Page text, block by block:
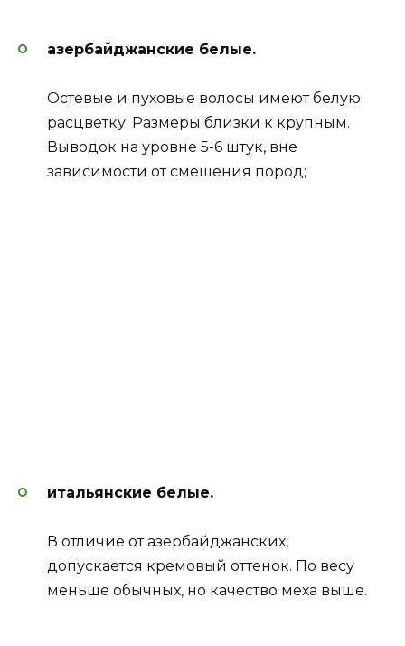
азербайджанские белые.
Остевые и пуховые волосы имеют белую
расцветку. Размеры близки к крупным.
Выводок на уровне 5-6 штук, вне
зависимости от смешения пород;
итальянские белые.
В отличие от азербайджанских,
допускается кремовый оттенок. По весу
меньше обычных, но качество меха выше.